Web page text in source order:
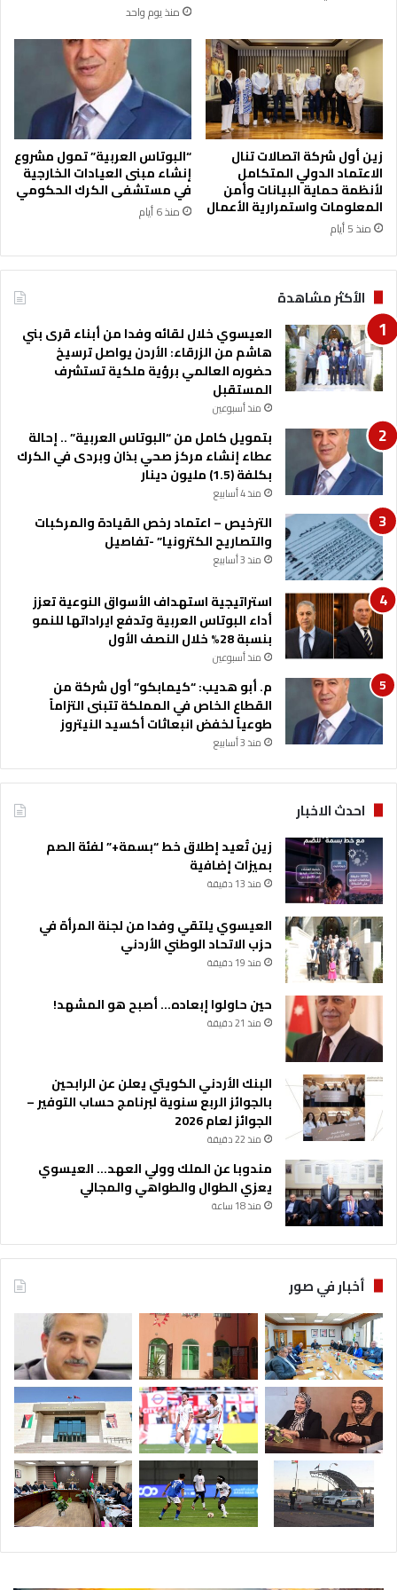
ي
ت
ف
ا
ع
1
7
%
ق
ر
ن
ة
م
ع
ن
س
ا
ف
ت
ر
ة
م
ن
ا
ل
ع
ا
م
ا
م
ا
ض
ي
ع
م
ل
م
ه
ن
ي
ف
م
ر
س
ة
ا
ب
د
ا
ل
ث
ا
ن
و
ي
ة
ا
ل
ش
ا
م
ل
ة
ل
م
خ
ت
ل
ط
ة
منذ يوم واحد
زين أول شركة اتصالات تنال
الاعتماد الدولي المتكامل
لأنظمة حماية البيانات وأمن
المعلومات واستمرارية الأعمال
منذ 5 أيام
“البوتاس العربية” تمول مشروع
إنشاء مبنى العيادات الخارجية
في مستشفى الكرك الحكومي
منذ 6 أيام
الأكثر مشاهدة
العيسوي خلال لقائه وفدا من أبناء قرى بني
هاشم من الزرقاء: الأردن يواصل ترسيخ
حضوره العالمي برؤية ملكية تستشرف
المستقبل
منذ أسبوعين
بتمويل كامل من “البوتاس العربية” .. إحالة
عطاء إنشاء مركز صحي بذان وبردى في الكرك
بكلفة (1.5) مليون دينار
منذ 4 أسابيع
الترخيص – اعتماد رخص القيادة والمركبات
والتصاريح الكترونيا” -تفاصيل
منذ 3 أسابيع
استراتيجية استهداف الأسواق النوعية تعزز
أداء البوتاس العربية وتدفع ايراداتها للنمو
بنسبة 28% خلال النصف الأول
منذ أسبوعين
م. أبو هديب: “كيمابكو” أول شركة من
القطاع الخاص في المملكة تتبنى التزاماً
طوعياً لخفض انبعاثات أكسيد النيتروز
منذ 3 أسابيع
احدث الاخبار
زين تُعيد إطلاق خط “بسمة+” لفئة الصم
بميزات إضافية
منذ 13 دقيقة
العيسوي يلتقي وفدا من لجنة المرأة في
حزب الاتحاد الوطني الأردني
منذ 19 دقيقة
حين حاولوا إبعاده… أصبح هو المشهد!
منذ 21 دقيقة
البنك الأردني الكويتي يعلن عن الرابحين
بالجوائز الربع سنوية لبرنامج حساب التوفير –
الجوائز لعام 2026
منذ 22 دقيقة
مندوبا عن الملك وولي العهد… العيسوي
يعزي الطوال والطواهي والمجالي
منذ 18 ساعة
أخبار في صور